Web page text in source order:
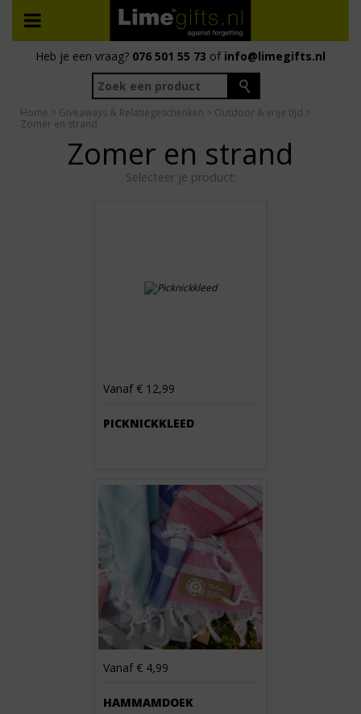
Heb je een vraag? 076 501 55 73 of info@limegifts.nl
Home > Giveaways & Relatiegeschenken > Outdoor & vrije tijd >
Zomer en strand
Zomer en strand
Selecteer je product:
Vanaf € 12,99
PICKNICKKLEED
Vanaf € 4,99
HAMMAMDOEK